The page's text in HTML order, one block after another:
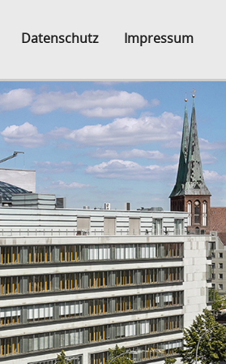
Datenschutz Impressum